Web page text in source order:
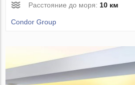
Расстояние до моря: 10 км
Condor Group